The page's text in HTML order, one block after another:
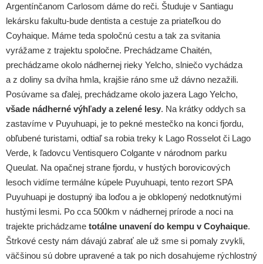
Argentínčanom Carlosom dáme do reči. Študuje v Santiagu
lekársku fakultu-bude dentista a cestuje za priateľkou do
Coyhaique. Máme teda spoločnú cestu a tak za svitania
vyrážame z trajektu spoločne. Prechádzame Chaitén,
prechádzame okolo nádhernej rieky Yelcho, slniečo vychádza
a z doliny sa dvíha hmla, krajšie ráno sme už dávno nezažili.
Posúvame sa ďalej, prechádzame okolo jazera Lago Yelcho,
všade nádherné výhľady a zelené lesy. Na krátky oddych sa
zastavíme v Puyuhuapi, je to pekné mestečko na konci fjordu,
obľubené turistami, odtiaľ sa robia treky k Lago Rosselot či Lago
Verde, k ľadovcu Ventisquero Colgante v národnom parku
Queulat. Na opačnej strane fjordu, v hustých borovicových
lesoch vidíme termálne kúpele Puyuhuapi, tento rezort SPA
Puyuhuapi je dostupný iba loďou a je obklopený nedotknutými
hustými lesmi. Po cca 500km v nádhernej prírode a noci na
trajekte prichádzame totálne unavení do kempu v Coyhaique.
Štrkové cesty nám dávajú zabrať ale už sme si pomaly zvykli,
väčšinou sú dobre upravené a tak po nich dosahujeme rýchlostný